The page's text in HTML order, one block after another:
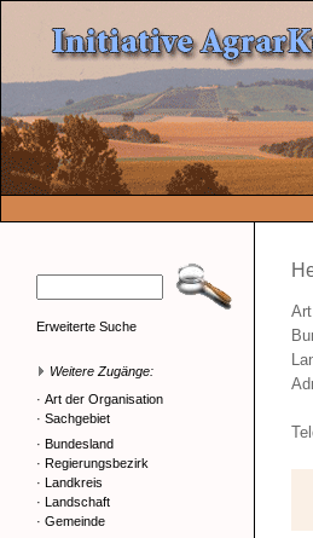
Erweiterte Suche
Weitere Zugänge:
· Art der Organisation
· Sachgebiet
· Bundesland
· Regierungsbezirk
· Landkreis
· Landschaft
· Gemeinde